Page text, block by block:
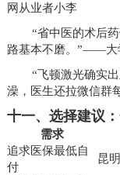
网从业者小李
“省中医的术后
路基本不磨。”——大
“飞顿激光确实
澡，医生还拉微信群
十一、选择建议
需求
追求医保最低自
付
昆